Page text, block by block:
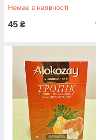
Немає в наявності
45 ₴